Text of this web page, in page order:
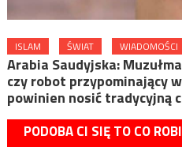
ISLAM ŚWIAT WIADOMOŚCI
Arabia Saudyjska:
czy robot przypominający
powinien nosić tradycyjną
PODOBA CI SIĘ TO CO